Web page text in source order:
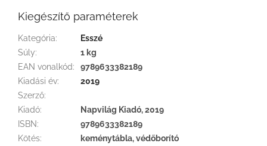
Kiegészítő paraméterek
Kategória:
Esszé
Súly:
1 kg
EAN vonalkód:
9789633382189
Kiadási év:
2019
Szerző:
Kiadó:
Napvilág Kiadó, 2019
ISBN:
9789633382189
Kötés:
keménytábla, védőborító